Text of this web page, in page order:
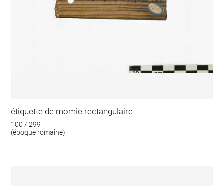
étiquette de momie rectangulaire
100 / 299
(époque romaine)